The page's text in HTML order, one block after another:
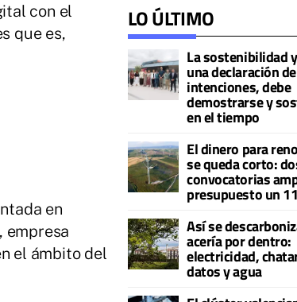
con el
que es,
en
, empresa
el ámbito del
LO ÚLTIMO
La sostenibilidad
una declaración de
intenciones, debe
demostrarse y
en el tiempo
El dinero para
se queda corto:
convocatorias
presupuesto un
Así se
acería por dentro:
electricidad,
datos y agua